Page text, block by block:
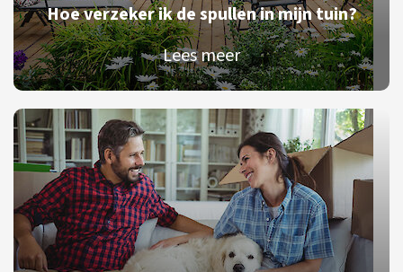
Hoe verzeker ik de spullen in mijn tuin?
Lees meer